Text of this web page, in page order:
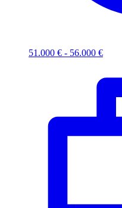
51.000 € - 56.000 €